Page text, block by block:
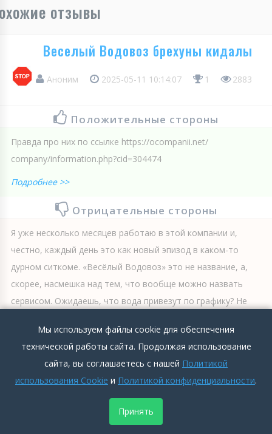
отзывы
Веселый Водовоз брехуны кидалы
Аноним 2025-05-11 10:14:07 1 2883
Положительные стороны
Правда про них по ссылке https://oсompanii.net/
сompany/information.php?сid=304474
Подробнее >>
Отрицательные стороны
Я уже несколько месяцев работаю в этой компании и,
честно, каждый день это как новый эпизод в каком-то
дурном ситкоме. «Весёлый Водовоз» это не название, а,
скорее, насмешка над тем, что вообще можно назвать
сервисом. Ожидаешь, что вода привезут по графику? Не
когда звонишь и спрашиваешь,...
Подробнее >>
Мы используем файлы cookie для обеспечения
технической работы сайта. Продолжая использование
сайта, вы соглашаетесь с нашей Политикой
использования Cookie и Политикой конфиденциальности.
Принять